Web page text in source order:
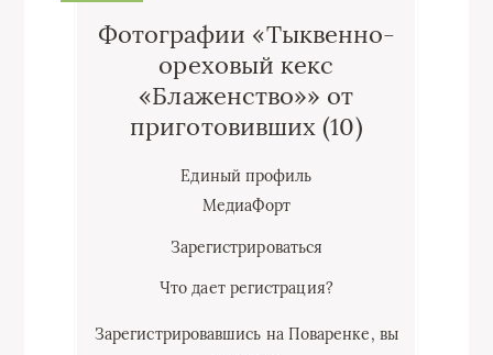
Фотографии «Тыквенно-
ореховый кекс
«Блаженство»» от
приготовивших (10)
Единый профиль
МедиаФорт
Зарегистрироваться
Что дает регистрация?
Зарегистрировавшись на Поваренке, вы